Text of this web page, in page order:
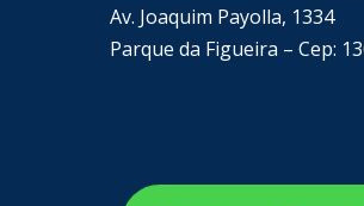
Av. Joaquim Payolla, 1334
Parque da Figueira – Cep: